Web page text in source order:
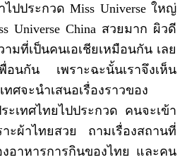
ไปประกวด Miss Universe ใหญ่
Universe China สวยมาก ผิวดี
มที่เป็นคนเอเชียเหมือนกัน เลย
อนกัน เพราะฉะนั้นเราจึงเห็น
ศจะนำเสนอเรื่องราวของ
ะเทศไทยไปประกวด คนจะเข้า
าะผ้าไทยสวย ถามเรื่องสถานที่
งอาหารการกินของไทย และคน